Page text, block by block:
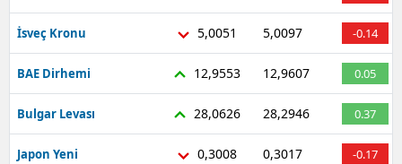
Malatya
Mardin
İsveç Kronu 5,0051 5,0097 -0.14
BAE Dirhemi 12,9553 12,9607 0.05
Bulgar Levası 28,0626 28,2946 0.37
Japon Yeni 0,3008 0,3017 -0.17